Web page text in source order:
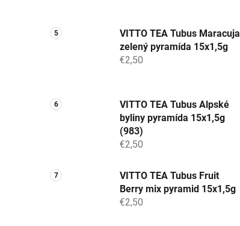
VITTO TEA Tubus Maracuja
zelený pyramída 15x1,5g
€2,50
VITTO TEA Tubus Alpské
byliny pyramída 15x1,5g
(983)
€2,50
VITTO TEA Tubus Fruit
Berry mix pyramid 15x1,5g
€2,50